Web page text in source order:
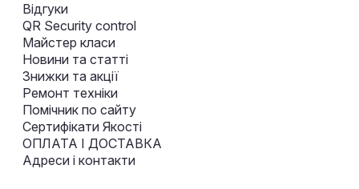
Відгуки
QR Security control
Майстер класи
Новини та статті
Знижки та акції
Ремонт техніки
Помічник по сайту
Сертифікати Якості
ОПЛАТА І ДОСТАВКА
Адреси і контакти